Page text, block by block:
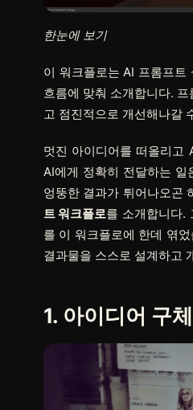
한눈에 보기
이 워크플로는 AI 프롬프
흐름에 맞춰 소개합니다.
고 점진적으로 개선해나갈
멋진 아이디어를 떠올리고
AI에게 정확히 전달하는
엉뚱한 결과가 튀어나오곤
트 워크플로를 소개합니다.
를 이 워크플로에 한데 엮
결과물을 스스로 설계하고
1. 아이디어 구